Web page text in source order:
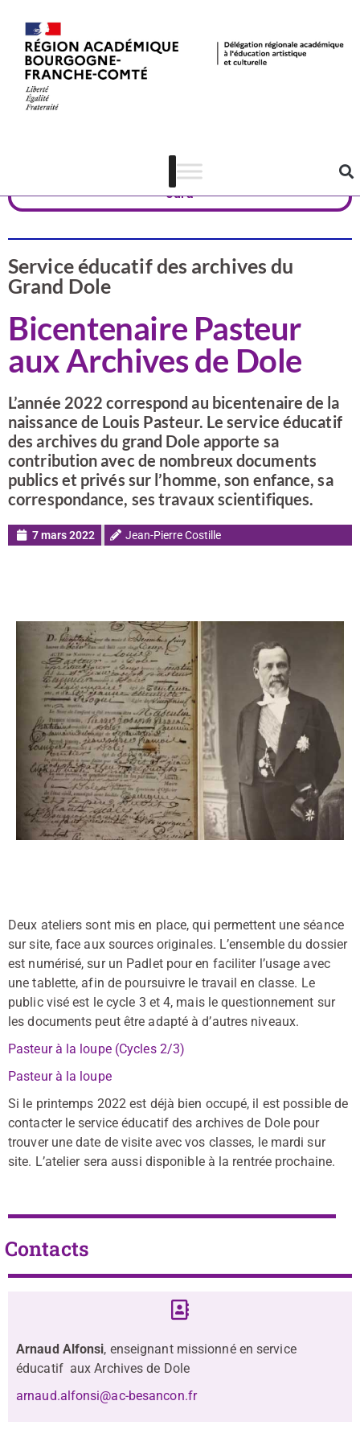
Jura
Service éducatif des archives du
Grand Dole
Bicentenaire Pasteur
aux Archives de Dole
L’année 2022 correspond au bicentenaire de la
naissance de Louis Pasteur. Le service éducatif
des archives du grand Dole apporte sa
contribution avec de nombreux documents
publics et privés sur l’homme, son enfance, sa
correspondance, ses travaux scientifiques.
7 mars 2022 Jean-Pierre Costille
Deux ateliers sont mis en place, qui permettent une séance
sur site, face aux sources originales. L’ensemble du dossier
est numérisé, sur un Padlet pour en faciliter l’usage avec
une tablette, afin de poursuivre le travail en classe. Le
public visé est le cycle 3 et 4, mais le questionnement sur
les documents peut être adapté à d’autres niveaux.
Pasteur à la loupe (Cycles 2/3)
Pasteur à la loupe
Si le printemps 2022 est déjà bien occupé, il est possible de
contacter le service éducatif des archives de Dole pour
trouver une date de visite avec vos classes, le mardi sur
site. L’atelier sera aussi disponible à la rentrée prochaine.
Contacts
Arnaud Alfonsi, enseignant missionné en service
éducatif aux Archives de Dole
arnaud.alfonsi@ac-besancon.fr